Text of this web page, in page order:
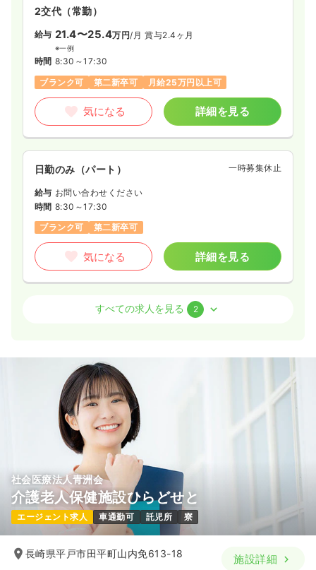
20.3〜24.1
※一例
気になる 詳細を見る
2交代（常勤）
給与 21.4〜25.4万円/月 賞与2.4ヶ月
※一例
時間 8:30～17:30
ブランク可
第二新卒可 月給25万円以上可
気になる 詳細を見る
日勤のみ（パート） 一時募集休止
給与 お問い合わせください
時間 8:30～17:30
ブランク可
第二新卒可
気になる 詳細を見る
正・准看護師
16.4〜22.1万円
※一例
8:30～17:30（休憩60分）
日祝休み
ブランク可 第二新卒可 月給22万円以上可
気になる
日勤のみ（パート）
給与 時給1,050円
時間 8:30～17:30（休憩60分）
日祝休み
ブランク可 第二新卒可 時給1,000円以上可
すべての求人を見る 2
社会医療法人青洲会
介護老人保健施設ひらどせと
エージェント求人 車通勤可 託児所 寮
長崎県平戸市田平町山内免613-18 施設詳細